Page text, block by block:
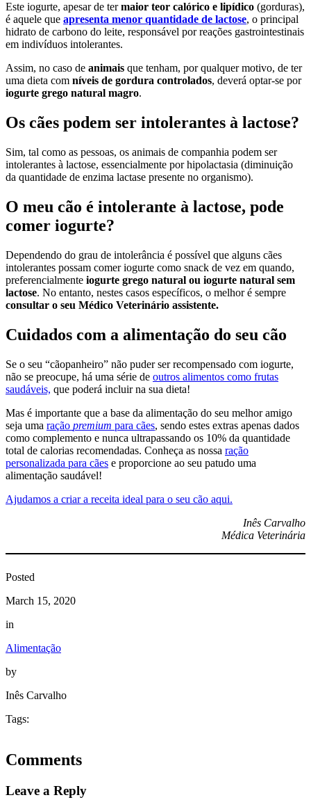
Este iogurte, apesar de termaior teor calórico e lipídico (gorduras),
é aquele que apresenta menor quantidade de lactose, o principal
hidrato de carbono do leite, responsável por reações gastrointestinais
em indivíduos intolerantes.
Assim, no caso de animais que tenham, por qualquer motivo, de ter
uma dieta com níveis de gordura controlados, deverá optar-se por
iogurte grego natural magro.
Os cães podem ser intolerantes à lactose?
Sim, tal como as pessoas, os animais de companhia podem ser
intolerantes à lactose, essencialmente por hipolactasia (diminuição
da quantidade de enzima lactase presente no organismo).
O meu cão é intolerante à lactose, pode
comer iogurte?
Dependendo do grau de intolerância é possível que alguns cães
intolerantes possam comer iogurte como snack de vez em quando,
preferencialmente iogurte grego natural ou iogurte natural sem
lactose. No entanto, nestes casos específicos, o melhor é sempre
consultar o seu Médico Veterinário assistente.
Cuidados com a alimentação do seu cão
Se o seu “cãopanheiro” não puder ser recompensado com iogurte,
não se preocupe, há uma série de outros alimentos como frutas
saudáveis, que poderá incluir na sua dieta!
Mas é importante que a base da alimentação do seu melhor amigo
seja uma ração premium para cães, sendo estes extras apenas dados
como complemento e nunca ultrapassando os 10% da quantidade
total de calorias recomendadas. Conheça as nossa ração
personalizada para cães e proporcione ao seu patudo uma
alimentação saudável!
Ajudamos a criar a receita ideal para o seu cão aqui.
Inês Carvalho
Médica Veterinária
Posted
March 15, 2020
in
Alimentação
by
Inês Carvalho
Tags:
Comments
Leave a Reply